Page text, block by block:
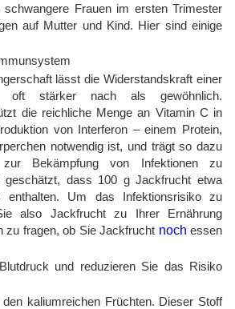
Frauen im ersten Trimester
auf Mutter und Kind. Hier sind einige
lässt die Widerstandskraft einer
oft stärker nach als gewöhnlich.
die reichliche Menge an Vitamin C in
von Interferon – einem Protein,
notwendig ist, und trägt so dazu
Bekämpfung von Infektionen zu
dass 100 g Jackfrucht etwa
Um das Infektionsrisiko zu
also Jackfrucht zu Ihrer Ernährung
zu fragen, ob Sie Jackfrucht noch essen
und reduzieren Sie das Risiko
kaliumreichen Früchten. Dieser Stoff